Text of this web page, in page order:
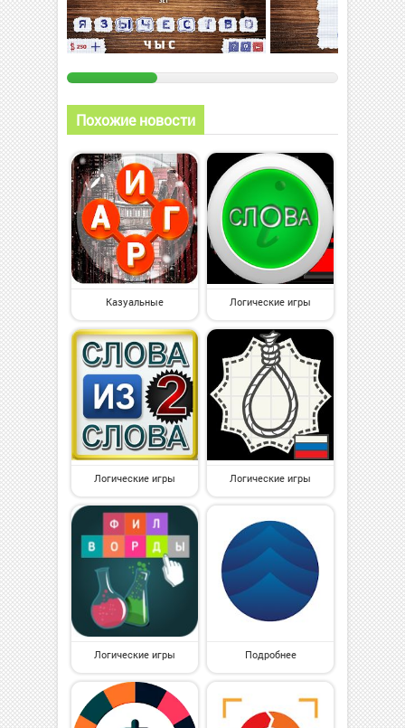
Похожие новости
Казуальные Логические игры
Логические игры Логические игры
Логические игры Подробнее